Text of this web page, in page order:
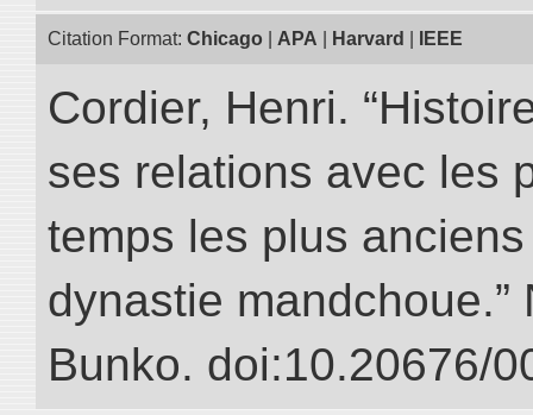
Citation Format: Chicago APA Harvard IEEE
Cordier, Henri.
ses relations avec les
temps les plus
dynastie mandchoue.”
Bunko. doi:10.20676/